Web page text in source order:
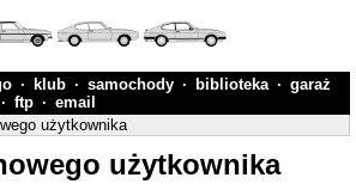
· klub · samochody · biblioteka · garaż
· ftp · email
użytkownika
użytkownika